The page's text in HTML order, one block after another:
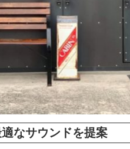
なサウンドを提案